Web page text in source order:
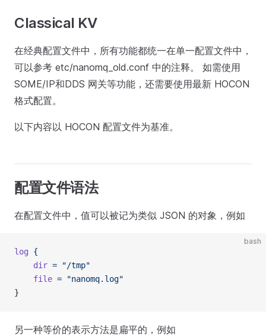
Classical KV
在经典配置文件中，所有功能都统一在单一配置文件中，
可以参考 etc/nanomq_old.conf 中的注释。 如需使用
SOME/IP和DDS 网关等功能，还需要使用最新 HOCON
格式配置。
以下内容以 HOCON 配置文件为基准。
配置文件语法
在配置文件中，值可以被记为类似 JSON 的对象，例如
bash
log {
    dir
= "/tmp"
    file
= "nanomq.log"
}
另一种等价的表示方法是扁平的，例如